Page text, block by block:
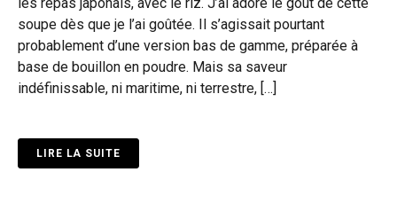
soupe dès que je l’ai goûtée. Il s’agissait pourtant
probablement d’une version bas de gamme, préparée à
base de bouillon en poudre. Mais sa saveur
indéfinissable, ni maritime, ni terrestre, […]
LIRE LA SUITE